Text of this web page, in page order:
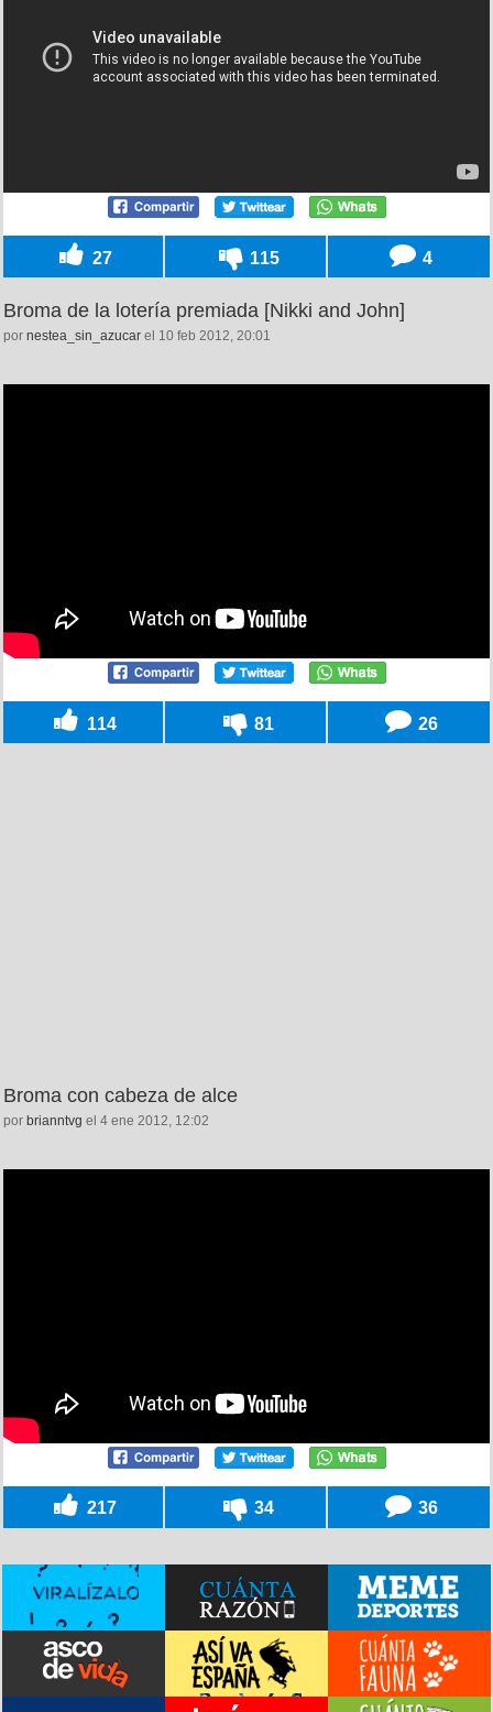
27 115 4
Broma de la lotería premiada [Nikki and John]
por nestea_sin_azucar el 10 feb 2012, 20:01
114 81 26
Broma con cabeza de alce
por brianntvg el 4 ene 2012, 12:02
217 34 36